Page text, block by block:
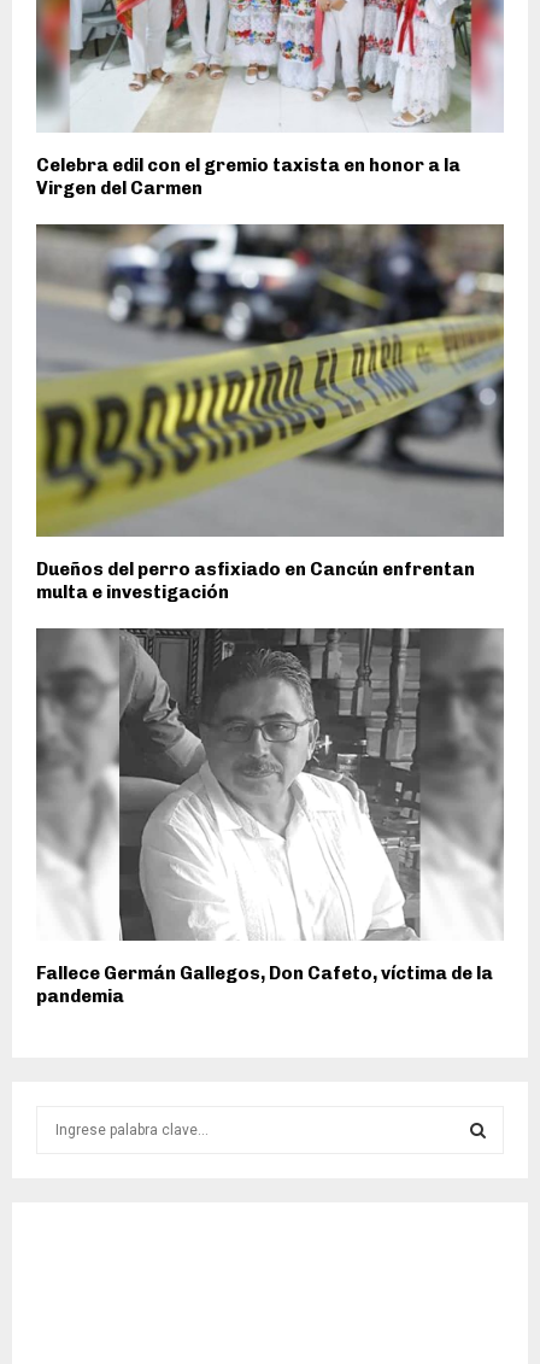
Celebra edil con el gremio taxista en honor a la
Virgen del Carmen
Dueños del perro asfixiado en Cancún enfrentan
multa e investigación
Fallece Germán Gallegos, Don Cafeto, víctima de la
pandemia